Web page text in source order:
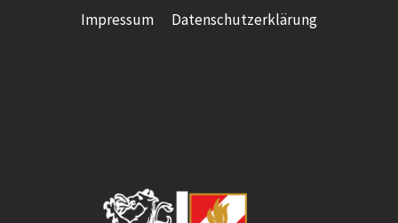
Impressum Datenschutzerklärung